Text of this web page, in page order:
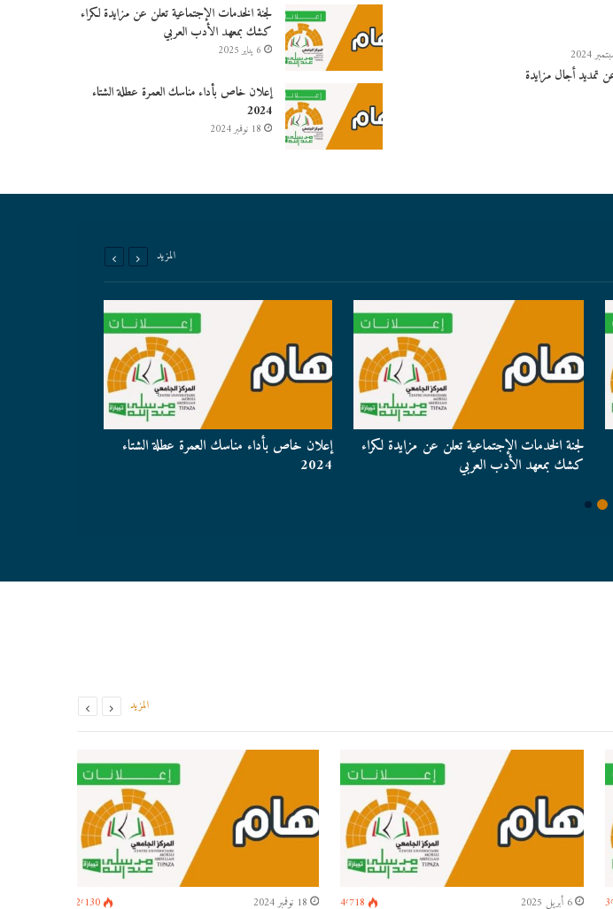
تمديد أجال مزايدة
لجنة الخدمات الإجتماعية تعلن عن مزايدة لكراء
كشك بمعهد الأدب العربي
6 يناير 2025
إعلان خاص بأداء مناسك العمرة عطلة الشتاء
2024
18 نوفمبر 2024
المزيد
لجنة الخدمات الإجتماعية تعلن عن مزايدة لكراء
كشك بمعهد الأدب العربي
إعلان خاص بأداء مناسك العمرة عطلة الشتاء
2024
المزيد
6 أبريل 2025 4٬718 18 نوفمبر 2024 2٬130